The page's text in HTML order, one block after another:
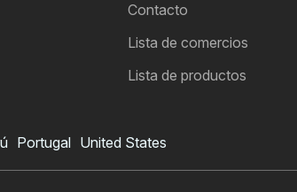
Contacto
Lista de comercios
Lista de productos
Portugal United States